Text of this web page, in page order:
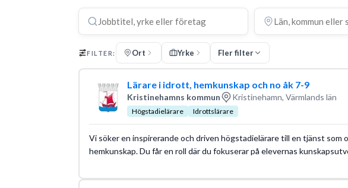
FILTER: Ort Yrke Fler filter
Lärare i idrott, hemkunskap och no åk 7-9
Kristinehamns kommun Kristinehamn, Värmlands län
Högstadielärare Idrottslärare
Vi söker en inspirerande och driven högstadielärare till en tjänst
hemkunskap. Du får en roll där du fokuserar på elevernas